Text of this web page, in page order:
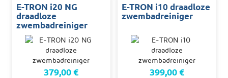
E-TRON i20 NG
draadloze
zwembadreiniger
379,00 €
E-TRON i10 draadloze
zwembadreiniger
399,00 €